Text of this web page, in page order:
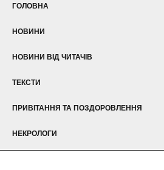
ГОЛОВНА
НОВИНИ
НОВИНИ ВІД ЧИТАЧІВ
ТЕКСТИ
ПРИВІТАННЯ ТА ПОЗДОРОВЛЕННЯ
НЕКРОЛОГИ